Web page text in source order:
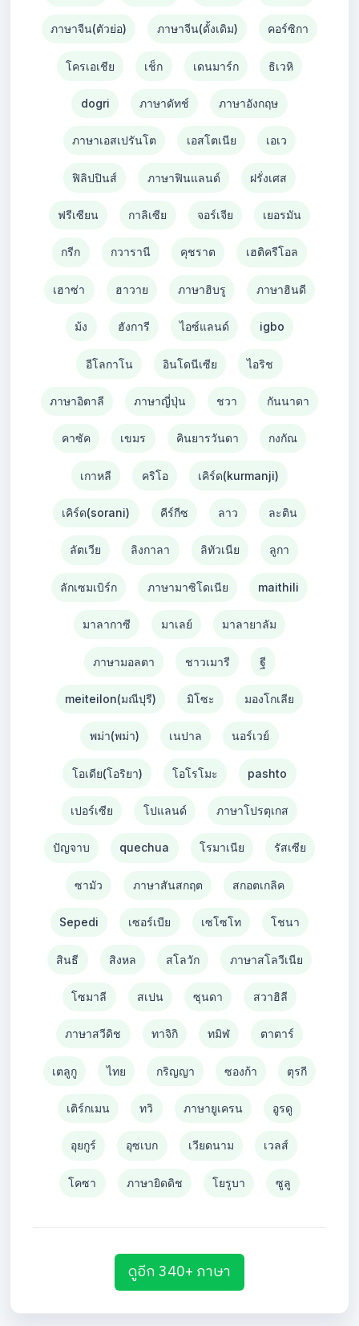
ภาษาจีน(ตัวย่อ) ภาษาจีน(ดั้งเดิม) คอร์ซิกา
โครเอเชีย เช็ก เดนมาร์ก ธิเวหิ
dogri ภาษาดัทช์ ภาษาอังกฤษ
ภาษาเอสเปรันโต เอสโตเนีย เอเว
ฟิลิปปินส์ ภาษาฟินแลนด์ ฝรั่งเศส
ฟรีเซียน กาลิเซีย จอร์เจีย เยอรมัน
กรีก กวารานี คุชราต เฮติครีโอล
เฮาซ่า ฮาวาย ภาษาฮิบรู ภาษาฮินดี
ม้ง ฮังการี ไอซ์แลนด์ igbo
อีโลกาโน อินโดนีเซีย ไอริช
ภาษาอิตาลี ภาษาญี่ปุ่น ชวา กันนาดา
คาซัค เขมร คินยารวันดา กงกัณ
เกาหลี คริโอ เคิร์ด(kurmanji)
เคิร์ด(sorani) คีร์กีซ ลาว ละติน
ลัตเวีย ลิงกาลา ลิทัวเนีย ลูกา
ลักเซมเบิร์ก ภาษามาซิโดเนีย maithili
มาลากาซี มาเลย์ มาลายาลัม
ภาษามอลตา ชาวเมารี ฐี
meiteilon(มณีปุรี) มิโซะ มองโกเลีย
พม่า(พม่า) เนปาล นอร์เวย์
โอเดีย(โอริยา) โอโรโมะ pashto
เปอร์เซีย โปแลนด์ ภาษาโปรตุเกส
ปัญจาบ quechua โรมาเนีย รัสเซีย
ซามัว ภาษาสันสกฤต สกอตเกลิค
Sepedi เซอร์เบีย เซโซโท โชนา
สินธี สิงหล สโลวัก ภาษาสโลวีเนีย
โซมาลี สเปน ซุนดา สวาฮิลี
ภาษาสวีดิช ทาจิกิ ทมิฬ ตาตาร์
เตลูกู ไทย กริญญา ซองก้า ตุรกี
เติร์กเมน ทวิ ภาษายูเครน อูรดู
อุยกูร์ อุซเบก เวียดนาม เวลส์
โคซา ภาษายิดดิช โยรูบา ซูลู
ดูอีก 340+ ภาษา